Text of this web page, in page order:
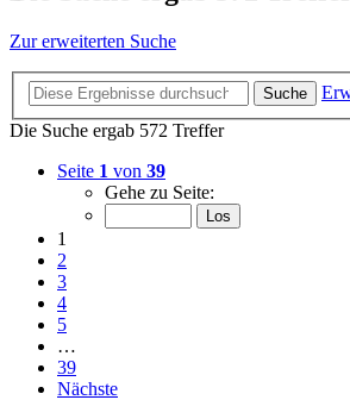
Zur erweiterten Suche
Suche
Die Suche ergab 572 Treffer
Seite 1 von 39
Gehe zu Seite:
1
2
3
4
5
…
39
Nächste